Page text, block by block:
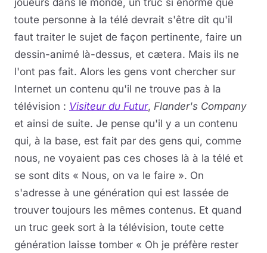
joueurs dans le monde, un truc si énorme que
toute personne à la télé devrait s'être dit qu'il
faut traiter le sujet de façon pertinente, faire un
dessin-animé là-dessus, et cætera. Mais ils ne
l'ont pas fait. Alors les gens vont chercher sur
Internet un contenu qu'il ne trouve pas à la
télévision : Visiteur du Futur, Flander's Company
et ainsi de suite. Je pense qu'il y a un contenu
qui, à la base, est fait par des gens qui, comme
nous, ne voyaient pas ces choses là à la télé et
se sont dits « Nous, on va le faire ». On
s'adresse à une génération qui est lassée de
trouver toujours les mêmes contenus. Et quand
un truc geek sort à la télévision, toute cette
génération laisse tomber « Oh je préfère rester